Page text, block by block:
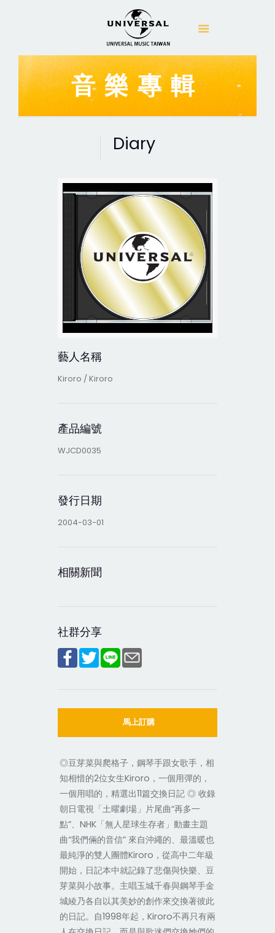
音樂專輯
Diary
藝人名稱
Kiroro / Kiroro
產品編號
WJCD0035
發行日期
2004-03-01
相關新聞
社群分享
馬上訂購
◎豆芽菜與爬格子，鋼琴手跟女歌手，相
知相惜的2位女生Kiroro，一個用彈的，
一個用唱的，精選出11篇交換日記 ◎ 收錄
朝日電視「土曜劇場」片尾曲“再多一
點”、NHK「無人星球生存者」動畫主題
曲“我們倆的音信” 來自沖繩的、最溫暖也
最純淨的雙人團體Kiroro，從高中二年級
開始，日記本中就記錄了悲傷與快樂、豆
芽菜與小故事。主唱玉城千春與鋼琴手金
城綾乃各自以其美妙的創作來交換著彼此
的日記。自1998年起，Kiroro不再只有兩